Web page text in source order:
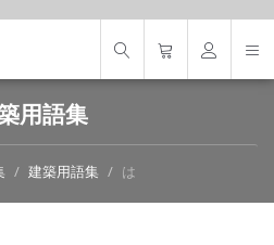
用語集
建築用語集 は